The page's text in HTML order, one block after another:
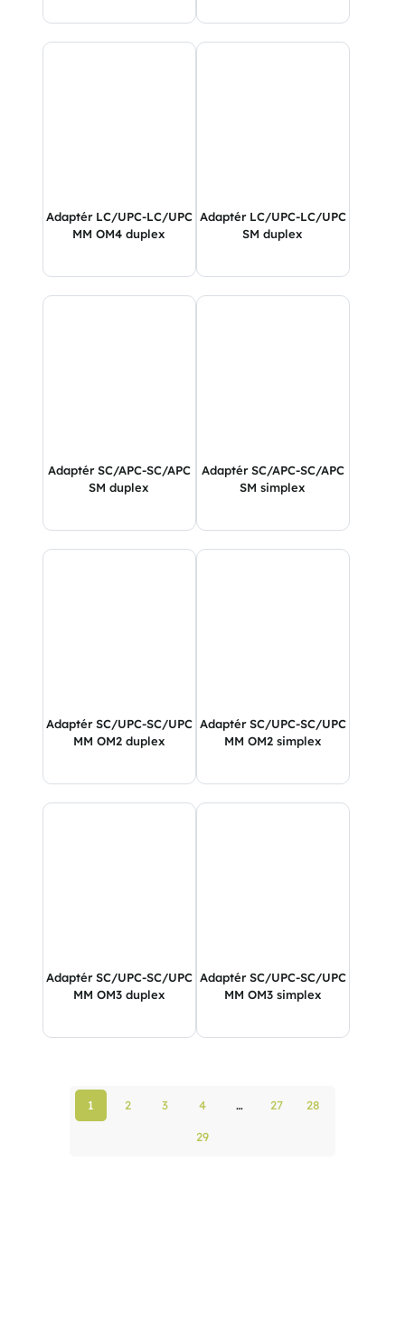
Adaptér LC/UPC-LC/UPC
MM OM4 duplex
Adaptér LC/UPC-LC/UPC
SM duplex
Adaptér SC/APC-SC/APC
SM duplex
Adaptér SC/APC-SC/APC
SM simplex
Adaptér SC/UPC-SC/UPC
MM OM2 duplex
Adaptér SC/UPC-SC/UPC
MM OM2 simplex
Adaptér SC/UPC-SC/UPC
MM OM3 duplex
Adaptér SC/UPC-SC/UPC
MM OM3 simplex
1 2 3 4 … 27 28
29